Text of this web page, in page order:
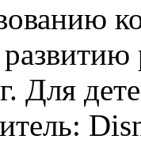
Для